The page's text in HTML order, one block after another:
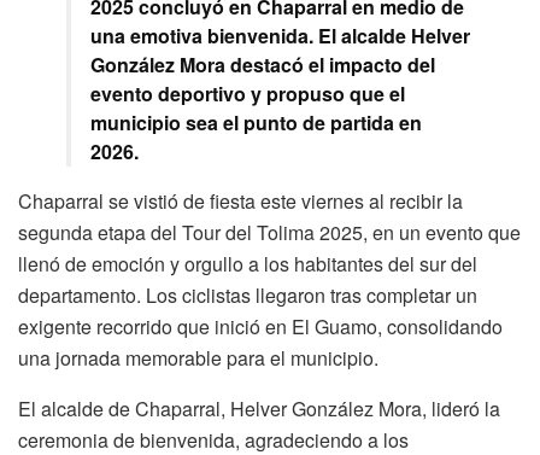
2025 concluyó en Chaparral en medio de
una emotiva bienvenida. El alcalde Helver
González Mora destacó el impacto del
evento deportivo y propuso que el
municipio sea el punto de partida en
2026.
Chaparral se vistió de fiesta este viernes al recibir la
segunda etapa del Tour del Tolima 2025, en un evento que
llenó de emoción y orgullo a los habitantes del sur del
departamento. Los ciclistas llegaron tras completar un
exigente recorrido que inició en El Guamo, consolidando
una jornada memorable para el municipio.
El alcalde de Chaparral, Helver González Mora, lideró la
ceremonia de bienvenida, agradeciendo a los